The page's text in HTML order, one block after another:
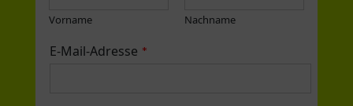
Vorname Nachname
E-Mail-Adresse *